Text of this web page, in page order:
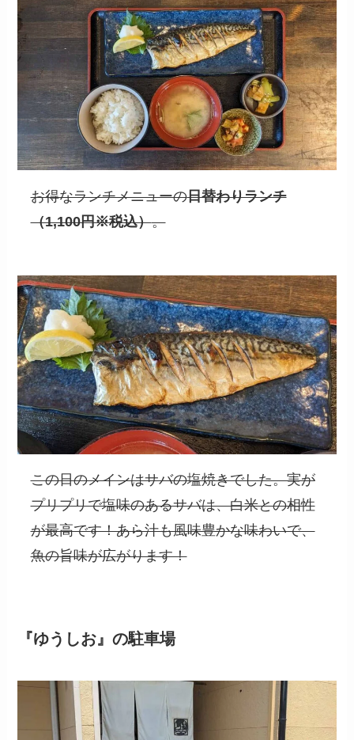
お得なランチメニューの日替わりランチ
（1,100円※税込）。
この日のメインはサバの塩焼きでした。実が
プリプリで塩味のあるサバは、白米との相性
が最高です！あら汁も風味豊かな味わいで、
魚の旨味が広がります！
『ゆうしお』の駐車場